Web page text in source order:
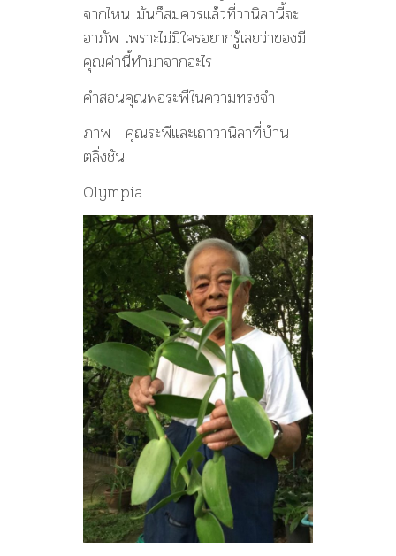
จากไหน มันก็สมควรแล้วที่วานิลานี้จะ
อาภัพ เพราะไม่มีใครอยากรู้เลยว่าของมี
คุณค่านี้ทำมาจากอะไร
คำสอนคุณพ่อระพีในความทรงจำ
ภาพ : คุณระพีและเถาวานิลาที่บ้าน
ตลิ่งชัน
Olympia